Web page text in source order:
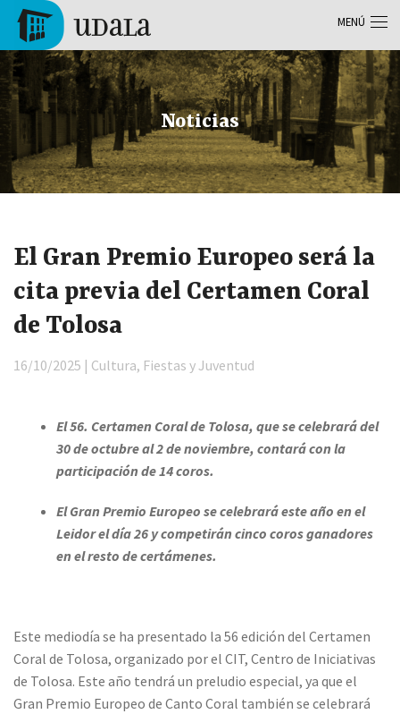
Pasar al contenido principal
Tolosa
Noticias
El Gran Premio Europeo será la
cita previa del Certamen Coral
de Tolosa
16/10/2025 | Cultura, Fiestas y Juventud
El 56. Certamen Coral de Tolosa, que se celebrará del
30 de octubre al 2 de noviembre, contará con la
participación de 14 coros.
El Gran Premio Europeo se celebrará este año en el
Leidor el día 26 y competirán cinco coros ganadores
en el resto de certámenes.
Este mediodía se ha presentado la 56 edición del Certamen
Coral de Tolosa, organizado por el CIT, Centro de Iniciativas
de Tolosa. Este año tendrá un preludio especial, ya que el
Gran Premio Europeo de Canto Coral también se celebrará
MENÚ